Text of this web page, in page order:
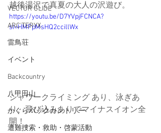
VECTOR GLIDE
ARC'TERYX
雷鳥荘
イベント
Backcountry
八甲田山
かぐらバックカントリー
遭難捜索・救助・啓蒙活動
越後湯沢で真夏の大人の沢遊び。
https://youtu.be/D7YVpjFCNCA?
si=HMFpMsHQ2ccillWx
シャワークライミング あり、泳ぎあ
り、飛び込みありでマイナスイオン全
開！